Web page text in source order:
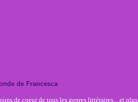
de Francesca
de coeur de tous les genres littéraires... et plus